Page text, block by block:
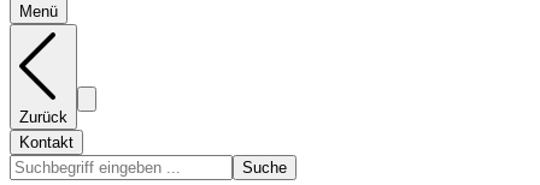
Menü
Zurück
Kontakt
Suche